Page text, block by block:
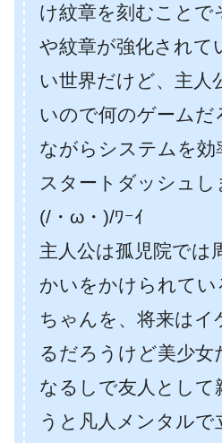
け紋章を刻むことで
や紋章が強化されて
い世界だけど、主人
いので何のゲームだ
ながらシステムを効
スタートダッシュし
(/・ω・)/ﾜｰｲ
主人公は孤児院では
かいをかけられてい
ちゃんを、将来はイ
るだろうけど美少女
なるしで友人として
うと凡人メンタルで